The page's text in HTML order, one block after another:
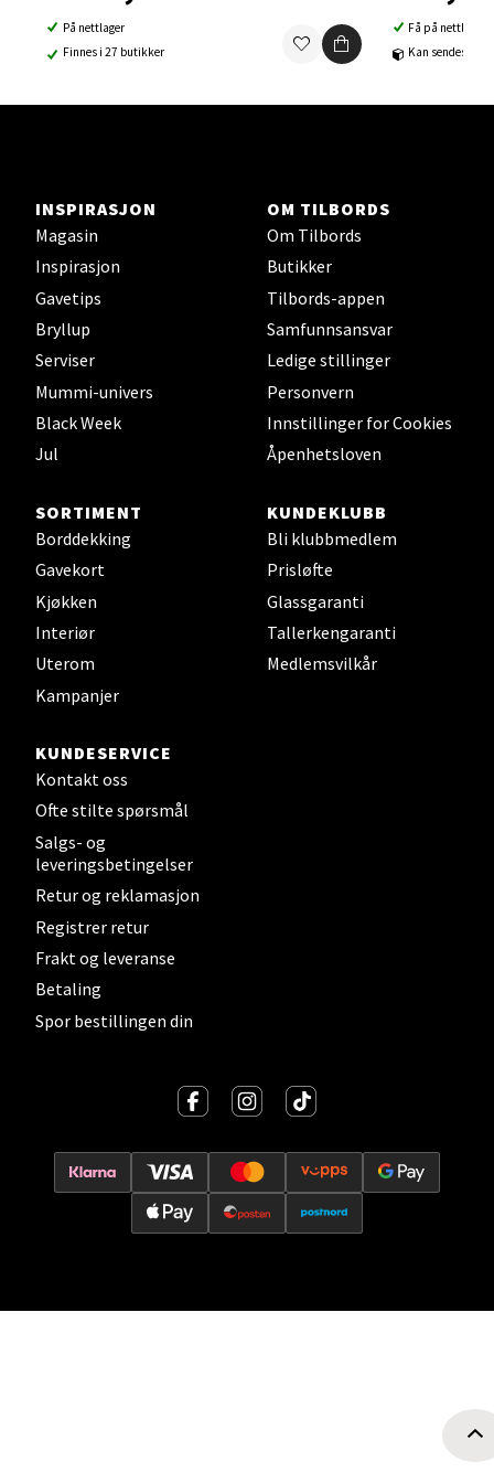
På nettlager
Finnes i 27 butikker
Få på nettlager
Kan sendes til
INSPIRASJON
Magasin
Inspirasjon
Gavetips
Bryllup
Serviser
Mummi-univers
Black Week
Jul
OM TILBORDS
Om Tilbords
Butikker
Tilbords-appen
Samfunnsansvar
Ledige stillinger
Personvern
Innstillinger for Cookies
Åpenhetsloven
SORTIMENT
Borddekking
Gavekort
Kjøkken
Interiør
Uterom
Kampanjer
KUNDEKLUBB
Bli klubbmedlem
Prisløfte
Glassgaranti
Tallerkengaranti
Medlemsvilkår
KUNDESERVICE
Kontakt oss
Ofte stilte spørsmål
Salgs- og
leveringsbetingelser
Retur og reklamasjon
Registrer retur
Frakt og leveranse
Betaling
Spor bestillingen din
0 i butikk
Sortland - Sortland Storsenter
Strangata 26, 8400 Sortland
Åpent i dag 10-19
0 i butikk
Steinkjer - Thon Senter Steinkjer
Sjøfartsgata 2, 7714 Steinkjer
Åpent i dag 10-20
Leirvik - Stord
Torgbakken 2, 5401 Stord
Åpent i dag 10-17
0 i butikk
Vitaminveien 7 - 9, 0485 Oslo
0 i butikk